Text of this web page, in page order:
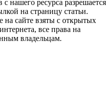
нашего ресурса разрешается
на страницу статьи.
сайте взяты с открытых
все права на
владельцам.